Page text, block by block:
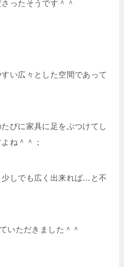
ったそうです＾＾
い広々とした空間であって
びに家具に足をぶつけてし
ね＾＾；
しでも広く出来れば…と不
いただきました＾＾